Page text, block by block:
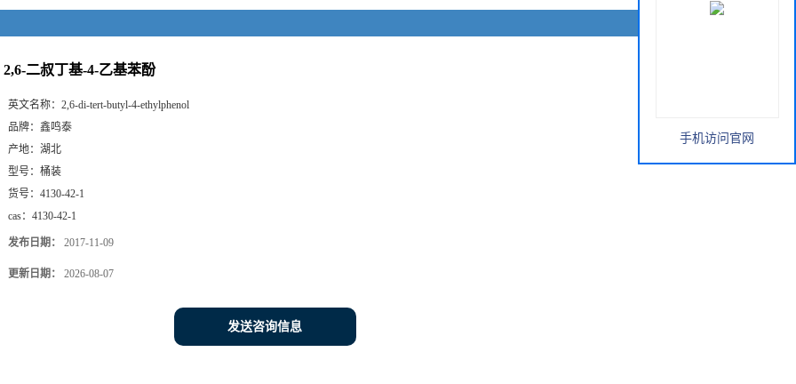
2,6-二叔丁基-4-乙基苯酚
英文名称： 2,6-di-tert-butyl-4-ethylphenol
品牌： 鑫鸣泰
产地： 湖北
型号： 桶装
货号： 4130-42-1
cas： 4130-42-1
发布日期： 2017-11-09
更新日期： 2026-08-07
发送咨询信息
手机访问官网